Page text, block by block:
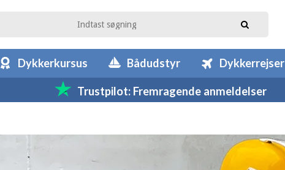
Dykkerkursus Bådudstyr Dykkerrejser
Trustpilot: Fremragende anmeldelser